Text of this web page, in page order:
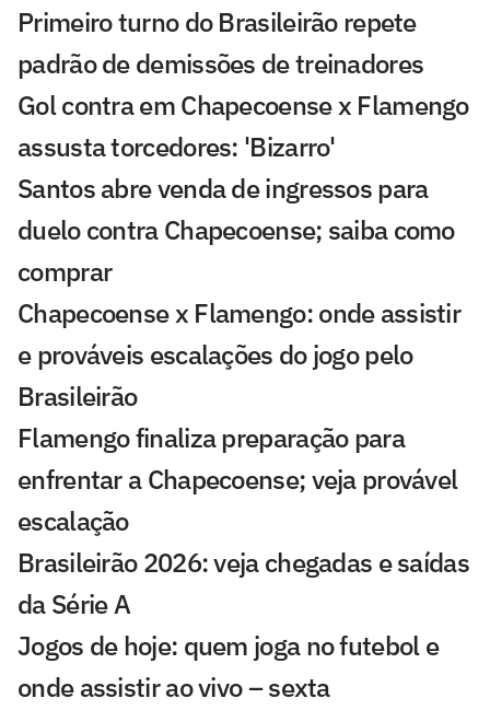
Primeiro turno do Brasileirão repete
padrão de demissões de treinadores
Gol contra em Chapecoense x Flamengo
assusta torcedores: 'Bizarro'
Santos abre venda de ingressos para
duelo contra Chapecoense; saiba como
comprar
Chapecoense x Flamengo: onde assistir
e prováveis escalações do jogo pelo
Brasileirão
Flamengo finaliza preparação para
enfrentar a Chapecoense; veja provável
escalação
Brasileirão 2026: veja chegadas e saídas
da Série A
Jogos de hoje: quem joga no futebol e
onde assistir ao vivo – sexta